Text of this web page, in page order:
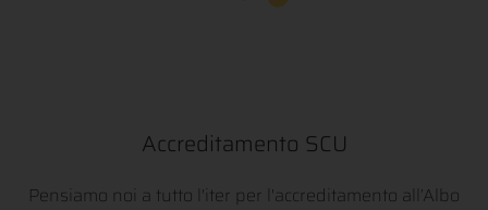
Accreditamento SCU
Pensiamo noi a tutto l'iter per l'accreditamento all’Albo